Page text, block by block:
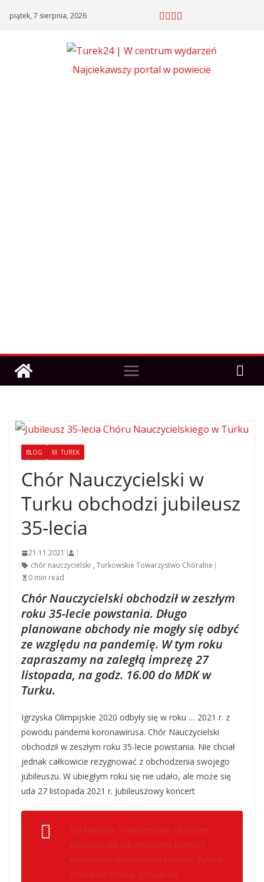
piątek, 7 sierpnia, 2026
Najciekawszy portal w powiecie
BLOG M. TUREK
Chór Nauczycielski w
Turku obchodzi jubileusz
35-lecia
21.11.2021
chór nauczycielski , Turkowskie Towarzystwo Chóralne
0 min read
Chór Nauczycielski obchodził w zeszłym
roku 35-lecie powstania. Długo
planowane obchody nie mogły się odbyć
ze względu na pandemię. W tym roku
zapraszamy na zaległą imprezę 27
listopada, na godz. 16.00 do MDK w
Turku.
Igrzyska Olimpijskie 2020 odbyły się w roku … 2021 r. z
powodu pandemii koronawirusa. Chór Nauczycielski
obchodził w zeszłym roku 35-lecie powstania. Nie chciał
jednak całkowicie rezygnować z obchodzenia swojego
jubileuszu. W ubiegłym roku się nie udało, ale może się
uda 27 listopada 2021 r. Jubileuszowy koncert
Turkowskie Towarzystwo Chóralne
zaprasza na jubileuszowy koncert
wszystkich miłośników śpiewu, byłych
członków Chóru, przyjaciół,